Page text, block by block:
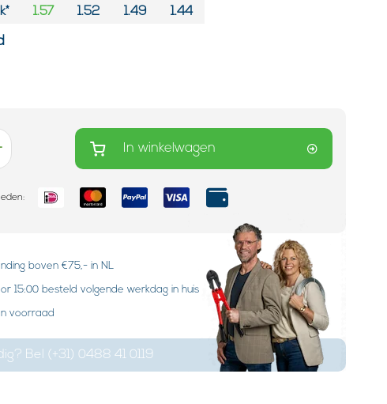
1.57
1.52
1.49
1.44
In winkelwagen
boven €75,- in NL
15:00 besteld volgende werkdag in huis
voorraad
Bel (+31) 0488 41 0119